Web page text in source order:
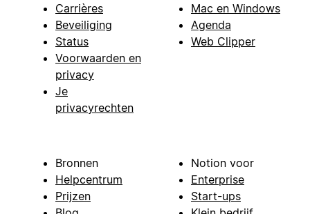
Carrières
Beveiliging
Status
Voorwaarden en
privacy
Je
privacyrechten
Mac en Windows
Agenda
Web Clipper
Bronnen
Helpcentrum
Prijzen
Notion voor
Enterprise
Start-ups